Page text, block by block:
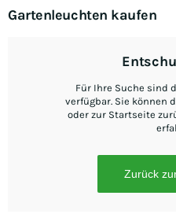
Gartenleuchten kaufen
Für Ihre Suche sind
verfügbar. Sie können
oder zur Startseite
Zurück